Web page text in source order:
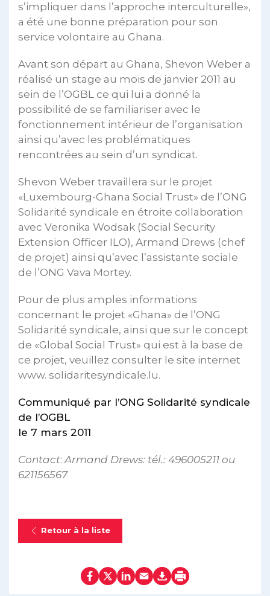
s’impliquer dans l’approche interculturelle»,
a été une bonne préparation pour son
service volontaire au Ghana.
Avant son départ au Ghana, Shevon Weber a
réalisé un stage au mois de janvier 2011 au
sein de l’OGBL ce qui lui a donné la
possibilité de se familiariser avec le
fonctionnement intérieur de l’organisation
ainsi qu’avec les problématiques
rencontrées au sein d’un syndicat.
Shevon Weber travaillera sur le projet
«Luxembourg-Ghana Social Trust» de l’ONG
Solidarité syndicale en étroite collaboration
avec Veronika Wodsak (Social Security
Extension Officer ILO), Armand Drews (chef
de projet) ainsi qu’avec l’assistante sociale
de l’ONG Vava Mortey.
Pour de plus amples informations
concernant le projet «Ghana» de l’ONG
Solidarité syndicale, ainsi que sur le concept
de «Global Social Trust» qui est à la base de
ce projet, veuillez consulter le site internet
www. solidaritesyndicale.lu.
Communiqué par l’ONG Solidarité syndicale
de l’OGBL
le 7 mars 2011
Contact:Armand Drews: tél.: 496005211 ou
621156567
Retour à la liste